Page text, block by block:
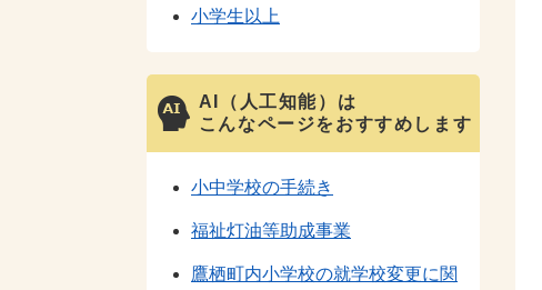
小学生以上
AI（人工知能）は
こんなページをおすすめします
小中学校の手続き
福祉灯油等助成事業
鷹栖町内小学校の就学校変更に関